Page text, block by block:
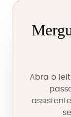
Abra o